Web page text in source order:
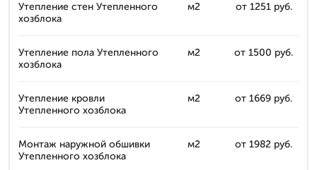
Утепление стен Утепленного
хозблока
м2 от 1251 руб.
Утепление пола Утепленного
хозблока
м2 от 1500 руб.
Утепление кровли
Утепленного хозблока
м2 от 1669 руб.
Монтаж наружной обшивки
Утепленного хозблока
м2 от 1982 руб.